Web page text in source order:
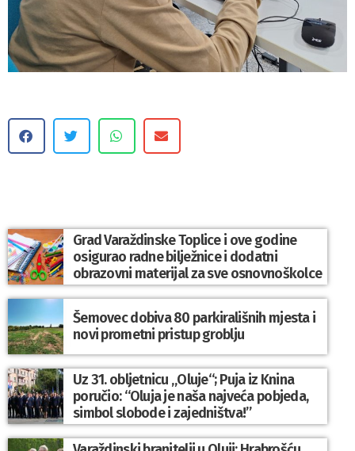
Grad Varaždinske Toplice i ove godine
osigurao radne bilježnice i dodatni
obrazovni materijal za sve osnovnoškolce
Šemovec dobiva 80 parkirališnih mjesta i
novi prometni pristup groblju
Uz 31. obljetnicu „Oluje“; Puja iz Knina
poručio: “Oluja je naša najveća pobjeda,
simbol slobode i zajedništva!”